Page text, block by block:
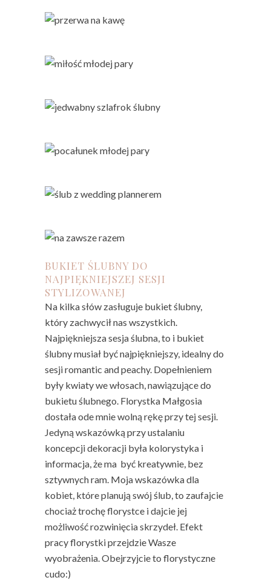
BUKIET ŚLUBNY DO
NAJPIĘKNIEJSZEJ SESJI
STYLIZOWANEJ
Na kilka słów zasługuje bukiet ślubny,
który zachwycił nas wszystkich.
Najpiękniejsza sesja ślubna, to i bukiet
ślubny musiał być najpiękniejszy, idealny do
sesji romantic and peachy. Dopełnieniem
były kwiaty we włosach, nawiązujące do
bukietu ślubnego. Florystka Małgosia
dostała ode mnie wolną rękę przy tej sesji.
Jedyną wskazówką przy ustalaniu
koncepcji dekoracji była kolorystyka i
informacja, że ma być kreatywnie, bez
sztywnych ram. Moja wskazówka dla
kobiet, które planują swój ślub, to zaufajcie
chociaż trochę florystce i dajcie jej
możliwość rozwinięcia skrzydeł. Efekt
pracy florystki przejdzie Wasze
wyobrażenia. Obejrzyjcie to florystyczne
cudo:)